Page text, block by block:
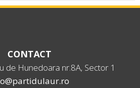
CONTACT
de Hunedoara nr.8A, Sector 1